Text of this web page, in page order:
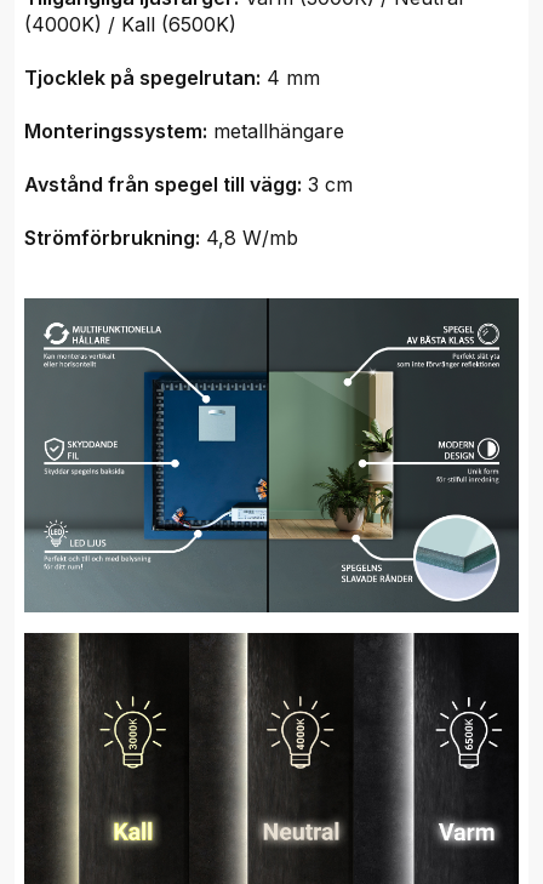
(4000K) / Kall (6500K)
Tjocklek på spegelrutan: 4 mm
Monteringssystem: metallhängare
Avstånd från spegel till vägg: 3 cm
Strömförbrukning: 4,8 W/mb